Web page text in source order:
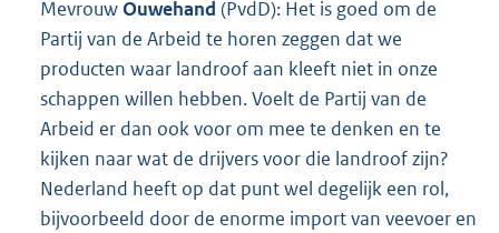
MevrouwOuwehand (PvdD): Het is goed om de
Partij van de Arbeid te horen zeggen dat we
producten waar landroof aan kleeft niet in onze
schappen willen hebben. Voelt de Partij van de
Arbeid er dan ook voor om mee te denken en te
kijken naar wat de drijvers voor die landroof zijn?
Nederland heeft op dat punt wel degelijk een rol,
bijvoorbeeld door de enorme import van veevoer en